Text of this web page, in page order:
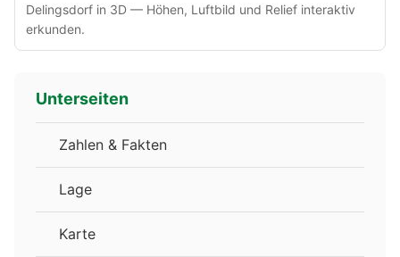
Delingsdorf in 3D — Höhen, Luftbild und Relief interaktiv
erkunden.
Unterseiten
Zahlen & Fakten
Lage
Karte